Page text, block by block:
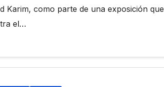
Karim, como parte de una exposición que
el…